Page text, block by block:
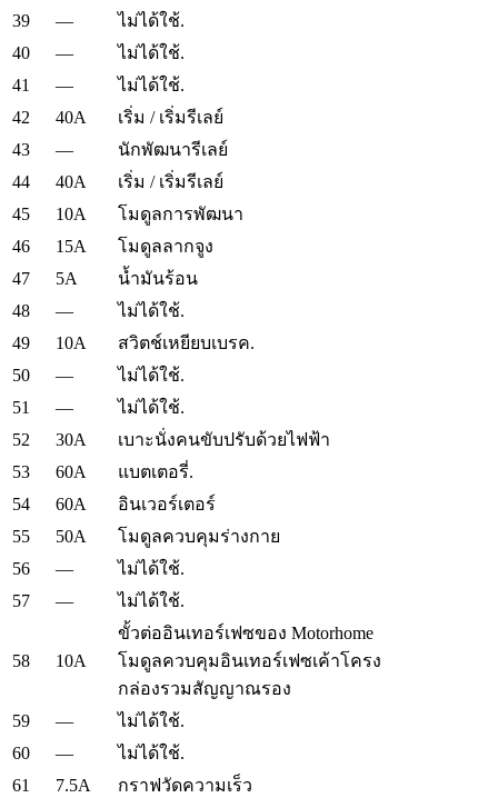
39 —
ไม่ได้ใช้.
40
—
ไม่ได้ใช้.
41
—
ไม่ได้ใช้.
42
40A
เริ่ม / เริ่มรีเลย์
43
—
นักพัฒนารีเลย์
44
40A
เริ่ม / เริ่มรีเลย์
45
10A
โมดูลการพัฒนา
46
15A
โมดูลลากจูง
47
5A
น้ำมันร้อน
48
—
ไม่ได้ใช้.
49
10A
สวิตช์เหยียบเบรค.
50
—
ไม่ได้ใช้.
51
—
ไม่ได้ใช้.
52
30A
เบาะนั่งคนขับปรับด้วยไฟฟ้า
53
60A
แบตเตอรี่.
54
60A
อินเวอร์เตอร์
55
50A
โมดูลควบคุมร่างกาย
56
—
ไม่ได้ใช้.
57
— ไม่ได้ใช้.
58 10A
ขั้วต่ออินเทอร์เฟซของ Motorhome
โมดูลควบคุมอินเทอร์เฟซเค้าโครง
กล่องรวมสัญญาณรอง
59
—
ไม่ได้ใช้.
60
—
ไม่ได้ใช้.
61
7.5A
กราฟวัดความเร็ว